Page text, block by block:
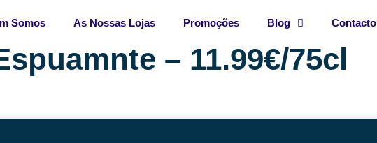
Somos As Nossas Lojas Promoções Blog Contacto
– 11.99€/75cl